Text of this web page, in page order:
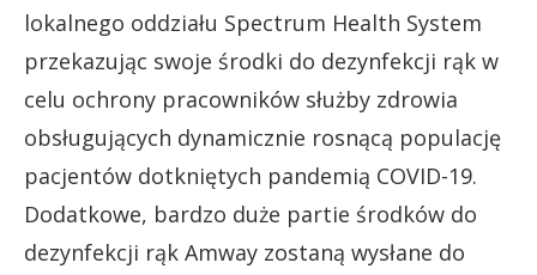
lokalnego oddziału Spectrum Health System
przekazując swoje środki do dezynfekcji rąk w
celu ochrony pracowników służby zdrowia
obsługujących dynamicznie rosnącą populację
pacjentów dotkniętych pandemią COVID-19.
Dodatkowe, bardzo duże partie środków do
dezynfekcji rąk Amway zostaną wysłane do